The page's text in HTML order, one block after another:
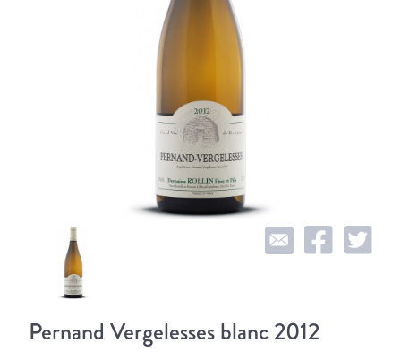
Pernand Vergelesses blanc 2012